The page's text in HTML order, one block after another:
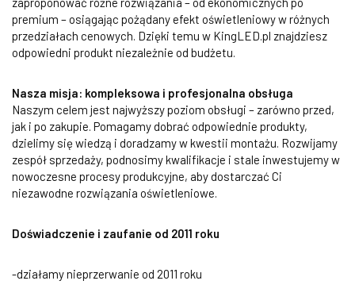
premium – osiągając pożądany efekt oświetleniowy w różnych
przedziałach cenowych. Dzięki temu w KingLED.pl znajdziesz
odpowiedni produkt niezależnie od budżetu.
Nasza misja: kompleksowa i profesjonalna obsługa
Naszym celem jest najwyższy poziom obsługi – zarówno przed,
jak i po zakupie. Pomagamy dobrać odpowiednie produkty,
dzielimy się wiedzą i doradzamy w kwestii montażu. Rozwijamy
zespół sprzedaży, podnosimy kwalifikacje i stale inwestujemy w
nowoczesne procesy produkcyjne, aby dostarczać Ci
niezawodne rozwiązania oświetleniowe.
Doświadczenie i zaufanie od 2011 roku
-działamy nieprzerwanie od 2011 roku